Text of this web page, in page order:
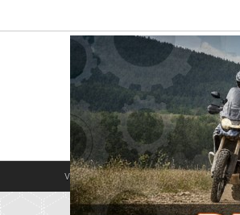
Vous êtes ici :Accueil / Tarifs